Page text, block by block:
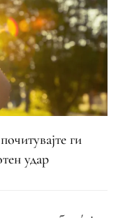
ги
удар